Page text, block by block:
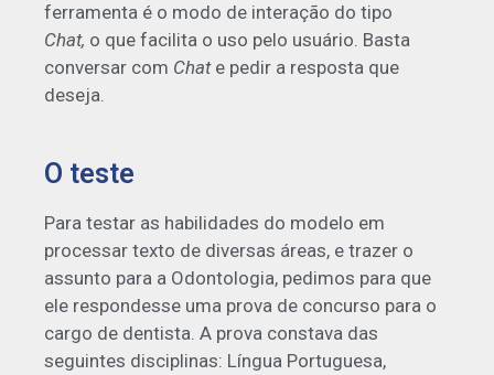
ferramenta é o modo de interação do tipo
Chat, o que facilita o uso pelo usuário. Basta
conversar com Chate pedir a resposta que
deseja.
O teste
Para testar as habilidades do modelo em
processar texto de diversas áreas, e trazer o
assunto para a Odontologia, pedimos para que
ele respondesse uma prova de concurso para o
cargo de dentista. A prova constava das
seguintes disciplinas: Língua Portuguesa,